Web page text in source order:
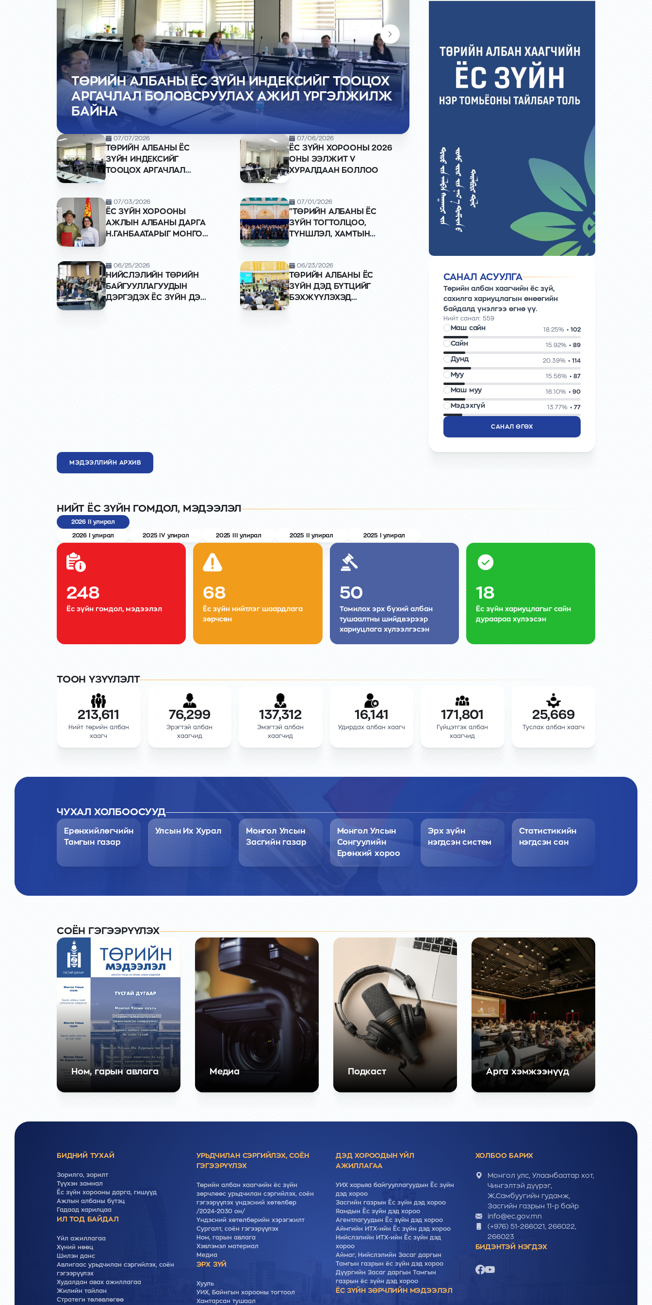
ТӨРИЙН АЛБАНЫ ЁС ЗҮЙН ИНДЕКСИЙГ ТООЦОХ
АРГАЧЛАЛ БОЛОВСРУУЛАХ АЖИЛ ҮРГЭЛЖИЛЖ
БАЙНА
ЁС ЗҮЙН ХОРООНЫ 2026 ОНЫ ЭЭЛЖИТ V
ХУРАЛДААН БОЛЛОО
ЁС ЗҮЙН ХОРООНЫ АЖЛЫН АЛБАНЫ ДАРГА
Н.ГАНБААТАРЫГ МОНГОЛ УЛСЫН ТӨРИЙН ОДОН,
МЕДАЛЬ ХӨДӨЛМӨРИЙН ГАВЬЯАНЫ УЛААН
ТУГИЙН ОДОНГООР ШАГНАЛАА
07/07/2026
ТӨРИЙН АЛБАНЫ ЁС
ЗҮЙН ИНДЕКСИЙГ
ТООЦОХ АРГАЧЛАЛ
07/06/2026
ЁС ЗҮЙН ХОРООНЫ 2026
ОНЫ ЭЭЛЖИТ V
ХУРАЛДААН БОЛЛОО
07/03/2026
ЁС ЗҮЙН ХОРООНЫ
АЖЛЫН АЛБАНЫ ДАРГА
Н.ГАНБААТАРЫГ МОНГОЛ
ГАВЬЯАНЫ УЛААН
ТУГИЙН ОДОНГООР
ШАГНАЛАА
07/01/2026
"ТӨРИЙН АЛБАНЫ ЁС
ЗҮЙН ТОГТОЛЦОО,
ТҮНШЛЭЛ, ХАМТЫН
БАЙГУУЛЛАА
06/25/2026
НИЙСЛЭЛИЙН ТӨРИЙН
БАЙГУУЛЛАГУУДЫН
ДЭРГЭДЭХ ЁС ЗҮЙН ДЭД
06/23/2026
ТӨРИЙН АЛБАНЫ ЁС
ЗҮЙН ДЭД БҮТЦИЙГ
БЭХЖҮҮЛЭХЭД
САНАЛ АСУУЛГА
Төрийн албан хаагчийн ёс зүй,
сахилга хариуцлагын өнөөгийн
байдалд үнэлгээ өгнө үү.
Нийт санал: 559
Маш сайн 18.25% • 102
Сайн 15.92% • 89
Дунд 20.39% • 114
Муу 15.56% • 87
Маш муу 16.10% • 90
Мэдэхгүй 13.77% • 77
САНАЛ ӨГӨХ
МЭДЭЭЛЛИЙН АРХИВ
НИЙТ ЁС ЗҮЙН ГОМДОЛ, МЭДЭЭЛЭЛ
2026 II улирал
2026 I улирал 2025 IV улирал 2025 III улирал 2025 II улирал 2025 I улирал
248
Ёс зүйн гомдол, мэдээлэл
68
Ёс зүйн нийтлэг шаардлага
зөрчсөн
50
Томилох эрх бүхий албан
тушаалтны шийдвэрээр
хариуцлага хүлээлгэсэн
18
Ёс зүйн хариуцлагыг сайн
дураараа хүлээсэн
ТООН ҮЗҮҮЛЭЛТ
213,611
Нийт төрийн албан
хаагч
76,299
Эрэгтэй албан
хаагчид
137,312
Эмэгтэй албан
хаагчид
16,141
Удирдах албан хаагч
171,801
Гүйцэтгэх албан
хаагчид
25,669
Туслах албан хаагч
ЧУХАЛ ХОЛБООСУУД
Ерөнхийлөгчийн
Тамгын газар
Улсын Их Хурал
Монгол Улсын
Засгийн газар
Монгол Улсын
Сонгуулийн
Ерөнхий хороо
Эрх зүйн
нэгдсэн систем
Статистикийн
нэгдсэн сан
CОЁН ГЭГЭЭРҮҮЛЭХ
Ном, гарын авлага Медиа Подкаст Арга хэмжээнүүд
БИДНИЙ ТУХАЙ
Зорилго, зорилт
Түүхэн замнал
Ёс зүйн хорооны дарга, гишүүд
Ажлын албаны бүтэц
Гадаад харилцаа
ИЛ ТОД БАЙДАЛ
Үйл ажиллагаа
Хүний нөөц
Шилэн данс
Авлигаас урьдчилан сэргийлэх, соён
гэгээрүүлэх
Худалдан авах ажиллагаа
Жилийн тайлан
Стратеги төлөвлөгөө
УРЬДЧИЛАН СЭРГИЙЛЭХ, СОЁН
ГЭГЭЭРҮҮЛЭХ
Төрийн албан хаагчийн ёс зүйн
зөрчлөөс урьдчилан сэргийлэх, соён
гэгээрүүлэх үндэсний хөтөлбөр
/2024-2030 он/
Үндэсний хөтөлбөрийн хэрэгжилт
Cургалт, cоён гэгээрүүлэх
Ном, гарын авлага
Хэвлэмэл материал
Медиа
ЭРХ ЗҮЙ
Хууль
УИХ, Байнгын хорооны тогтоол
Хамтарсан тушаал
ДЭД ХОРООДЫН ҮЙЛ
АЖИЛЛАГАА
УИХ харьяа байгууллагуудын Ёс зүйн
дэд хороо
Засгийн газрын Ёс зүйн дэд хороо
Яамдын Ёс зүйн дэд хороо
Агентлагуудын Ёс зүйн дэд хороо
Аймгийн ИТХ-ийн Ёс зүйн дэд хороо
Нийслэлийн ИТХ-ийн Ёс зүйн дэд
хороо
Аймаг, Нийслэлийн Засаг даргын
Тамгын газрын ёс зүйн дэд хороо
Дүүргийн Засаг даргын Тамгын
газрын ёс зүйн дэд хороо
ЁС ЗҮЙН ЗӨРЧЛИЙН МЭДЭЭЛЭЛ
ХОЛБОО БАРИХ
Монгол улс, Улаанбаатар хот,
Чингэлтэй дүүрэг,
Ж.Самбуугийн гудамж,
Засгийн газрын 11-р байр
info@ec.gov.mn
(+976) 51-266021, 266022,
266023
БИДЭНТЭЙ НЭГДЭХ